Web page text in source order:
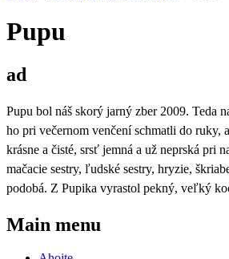
Pupu
ad
Pupu bol náš skorý jarný zber 2009. Teda
ho pri večernom venčení schmatli do ruky,
krásne a čisté, srsť jemná a už neprská pri
mačacie sestry, ľudské sestry, hryzie,
podobá. Z Pupika vyrastol pekný, veľký
Main menu